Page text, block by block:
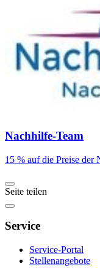
Nachhilfe-Team
15 % auf die Preise der
Seite teilen
Service
Service-Portal
Stellenangebote